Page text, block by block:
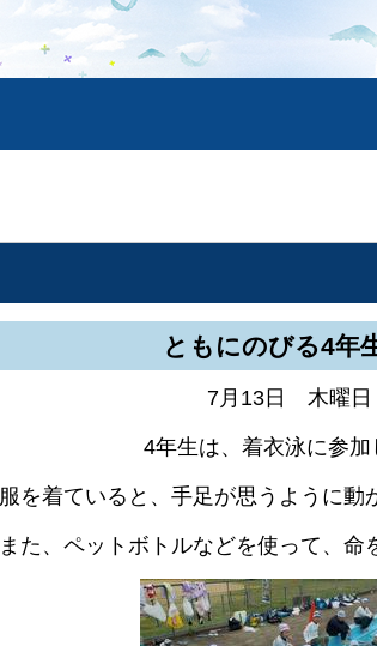
ともにのびる4年
7月13日 木曜日
4年生は、着衣泳に参加
服を着ていると、手足が思うように動
また、ペットボトルなどを使って、命